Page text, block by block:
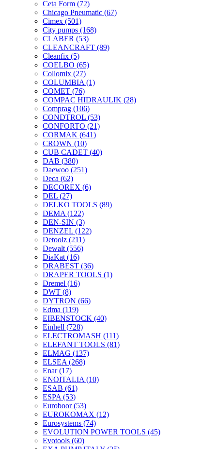
Ceta Form (72)
Chicago Pneumatic (67)
Cimex (501)
City pumps (168)
CLABER (53)
CLEANCRAFT (89)
Cleanfix (5)
COELBO (65)
Collomix (27)
COLUMBIA (1)
COMET (76)
COMPAC HIDRAULIK (28)
Comprag (106)
CONDTROL (53)
CONFORTO (21)
CORMAK (641)
CROWN (10)
CUB CADET (40)
DAB (380)
Daewoo (251)
Deca (62)
DECOREX (6)
DEL (27)
DELKO TOOLS (89)
DEMA (122)
DEN-SIN (3)
DENZEL (122)
Detoolz (211)
Dewalt (556)
DiaKat (16)
DRABEST (36)
DRAPER TOOLS (1)
Dremel (16)
DWT (8)
DYTRON (66)
Edma (119)
EIBENSTOCK (40)
Einhell (728)
ELECTROMASH (111)
ELEFANT TOOLS (81)
ELMAG (137)
ELSEA (268)
Enar(17)
ENOITALIA (10)
ESAB (61)
ESPA (53)
Euroboor(53)
EUROKOMAX (12)
Eurosystems (74)
EVOLUTION POWER TOOLS (45)
Evotools (60)